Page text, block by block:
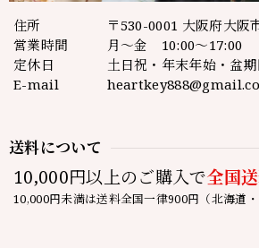
住所
〒530-0001 大阪府大阪
営業時間
月～金 10:00～17:00
定休日
土日祝・年末年始・盆
E-mail
送料について
10,000円以上のご購入で全国
10,000円未満は送料全国一律900円（北海道・